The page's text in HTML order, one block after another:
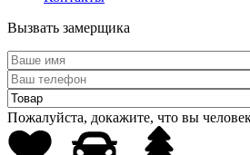
Вызвать замерщика
Пожалуйста, докажите, что вы